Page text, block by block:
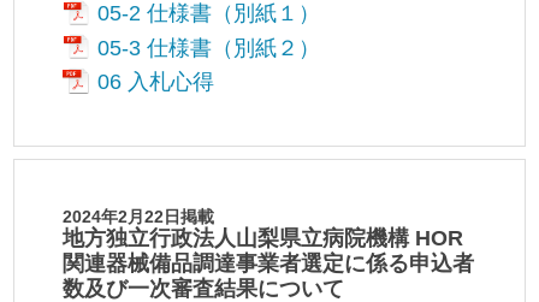
05-2 仕様書（別紙１）
05-3 仕様書（別紙２）
06 入札心得
2024年2月22日掲載
地方独立行政法人山梨県立病院機構 HOR
関連器械備品調達事業者選定に係る申込者
数及び一次審査結果について